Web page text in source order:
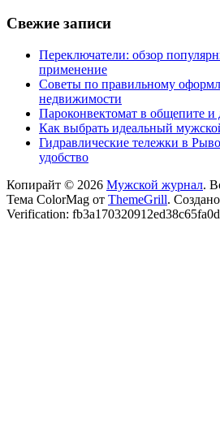
Свежие записи
Переключатели: обзор
применение
Советы по правильному
недвижимости
Пароконвектомат в общепите и
Как выбрать идеальный
Гидравлические тележки в
удобство
Копирайт © 2026 Мужской журнал.
Тема ColorMag от ThemeGrill.
Verification: